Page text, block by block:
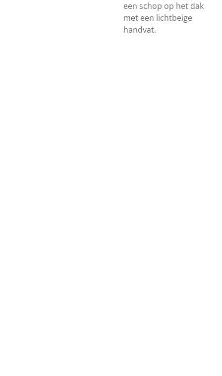
een schop op het dak
met een lichtbeige
handvat.